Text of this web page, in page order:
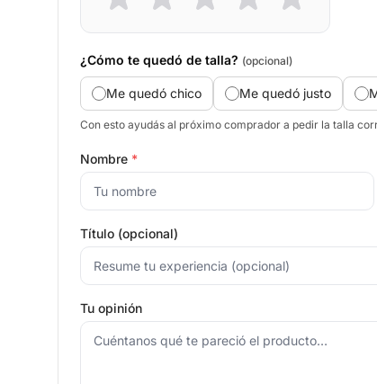
¿Cómo te quedó de talla? (opcional)
Me quedó chico Me quedó justo
Con esto ayudás al próximo comprador a pedir la talla
Nombre *
Título (opcional)
Tu opinión